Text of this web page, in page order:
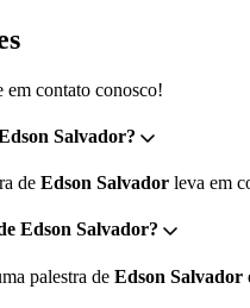
em contato conosco!
Salvador?
de Edson Salvador leva em
Edson Salvador?
palestra de Edson Salvador